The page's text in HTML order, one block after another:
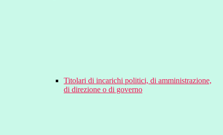
Titolari di incarichi politici, di amministrazione,
di direzione o di governo